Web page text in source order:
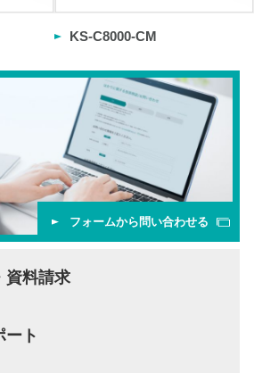
KS-C8000-CM
フォームから問い合わせる
資料請求
ート